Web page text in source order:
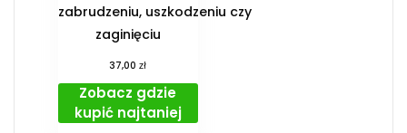
zabrudzeniu, uszkodzeniu czy
zaginięciu
37,00zł
Zobacz gdzie
kupić najtaniej